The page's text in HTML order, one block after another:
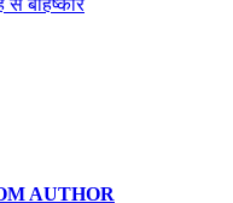
AUTHOR